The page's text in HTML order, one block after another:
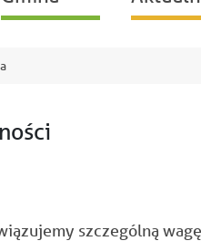
szczególną